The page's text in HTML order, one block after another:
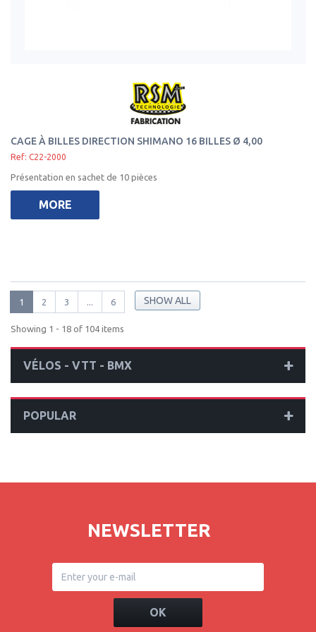
CAGE À BILLES DIRECTION SHIMANO 16 BILLES Ø 4,00
Ref: C22-2000
Présentation en sachet de 10 pièces
MORE
SHOW ALL
1 2 3 ... 6
Showing 1 - 18 of 104 items
VÉLOS - VTT - BMX
POPULAR
NEWSLETTER
OK